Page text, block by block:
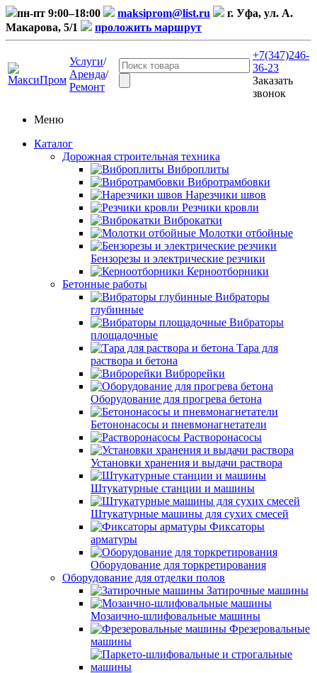
пн-пт 9:00–18:00 maksiprom@list.ru
г. Уфа, ул. А.
Макарова, 5/1
проложить маршрут
Услуги/
Аренда/
Ремонт
+7(347)246-
36-23
Заказать
звонок
Меню
Каталог
Дорожная строительная техника
Виброплиты
Вибротрамбовки
Нарезчики швов
Резчики кровли
Виброкатки
Молотки отбойные
Бензорезы и электрические резчики
Керноотборники
Бетонные работы
Вибраторы
глубинные
Вибраторы
площадочные
Тара для
раствора и бетона
Виброрейки
Оборудование для прогрева бетона
Бетононасосы и пневмонагнетатели
Растворонасосы
Установки хранения и выдачи раствора
Штукатурные станции и машины
Штукатурные машины для сухих смесей
Фиксаторы
арматуры
Оборудование для торкретирования
Оборудование для отделки полов
Затирочные машины
Мозаично-шлифовальные машины
Фрезеровальные
машины